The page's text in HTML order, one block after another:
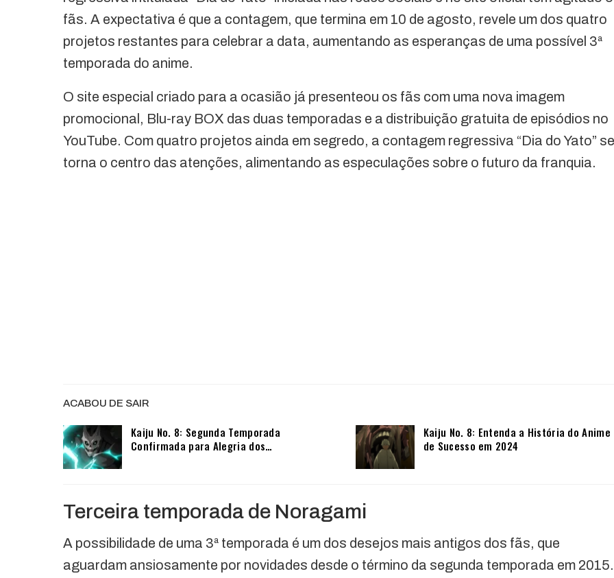
fãs. A expectativa é que a contagem, que termina em 10 de agosto, revele um dos quatro
projetos restantes para celebrar a data, aumentando as esperanças de uma possível 3ª
temporada do anime.
O site especial criado para a ocasião já presenteou os fãs com uma nova imagem
promocional, Blu-ray BOX das duas temporadas e a distribuição gratuita de episódios no
YouTube. Com quatro projetos ainda em segredo, a contagem regressiva “Dia do Yato” se
torna o centro das atenções, alimentando as especulações sobre o futuro da franquia.
ACABOU DE SAIR
Kaiju No. 8: Segunda Temporada
Confirmada para Alegria dos…
Kaiju No. 8: Entenda a História do Anime
de Sucesso em 2024
Terceira temporada de Noragami
A possibilidade de uma 3ª temporada é um dos desejos mais antigos dos fãs, que
aguardam ansiosamente por novidades desde o término da segunda temporada em 2015.